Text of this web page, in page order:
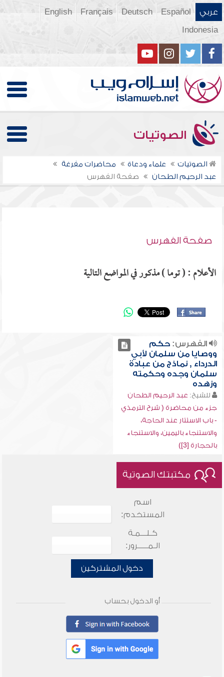
عربي Español
Deutsch
Français
English
Indonesia
الصوتيات
الصوتيات علماء ودعاة
محاضرات مفرغة
عبد الرحيم الطحان
صفحة الفهرس
صفحة الفهرس
الأعلام : ( توما ) مذكور في المواضع التالية
الفهرس:حكم
ووصايا من سلمان لأبي
الدرداء , نماذج من عبادة
سلمان وجده وحكمته
وزهده
للشيخ: عبد الرحيم الطحان
جزء من محاضرة ( شرح الترمذي
- باب الاستتار عند الحاجة،
والاستنجاء باليمين، والاستنجاء
بالحجارة [3])
مكتبتك الصوتية
اسم
المستخدم:
كـلـــمـة
الـمـــــرور:
دخول المشتركين
أو الدخول بحساب